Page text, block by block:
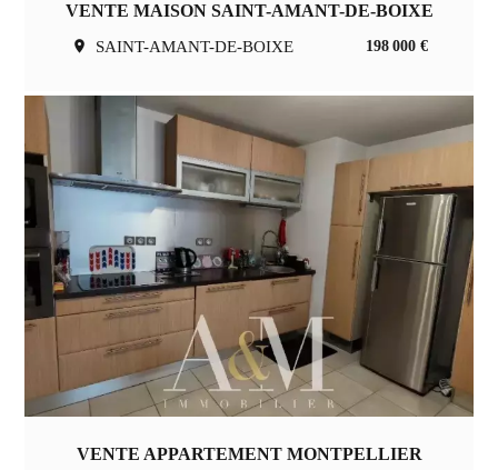
VENTE MAISON SAINT-AMANT-DE-BOIXE
SAINT-AMANT-DE-BOIXE 198 000 €
VENTE APPARTEMENT MONTPELLIER